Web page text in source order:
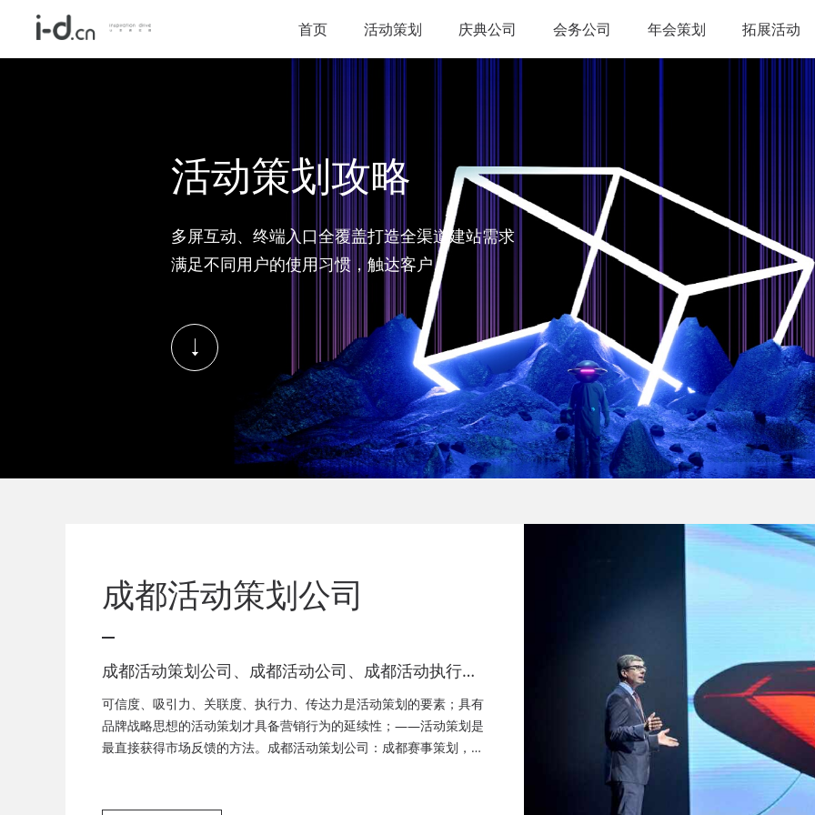
首页 活动策划 庆典公司 会务公司 年会策划 拓展活动
活动策划攻略
多屏互动、终端入口全覆盖打造全渠道建站需求
满足不同用户的使用习惯，触达客户
成都活动策划公司
成都活动策划公司、成都活动公司、成都活动执行公
司、成都庆典活动策划公司、成都发布会策划公司、
成都音乐节策划公司、成都年会活动策划
可信度、吸引力、关联度、执行力、传达力是活动策划的要素；具有
品牌战略思想的活动策划才具备营销行为的延续性；——活动策划是
最直接获得市场反馈的方法。成都活动策划公司：成都赛事策划，成